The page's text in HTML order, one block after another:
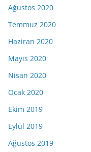
Ağustos 2020
Temmuz 2020
Haziran 2020
Mayıs 2020
Nisan 2020
Ocak 2020
Ekim 2019
Eylül 2019
Ağustos 2019